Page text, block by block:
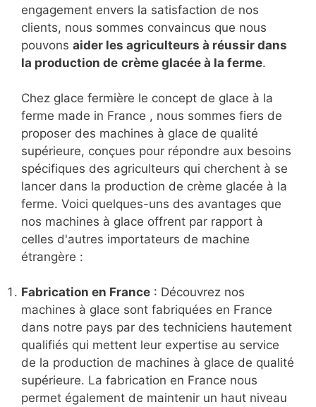
engagement envers la satisfaction de nos
clients, nous sommes convaincus que nous
pouvons aider les agriculteurs à réussir dans
la production de crème glacée à la ferme.
Chez glace fermière le concept de glace à la
ferme made in France , nous sommes fiers de
proposer des machines à glace de qualité
supérieure, conçues pour répondre aux besoins
spécifiques des agriculteurs qui cherchent à se
lancer dans la production de crème glacée à la
ferme. Voici quelques-uns des avantages que
nos machines à glace offrent par rapport à
celles d'autres importateurs de machine
étrangère :
Fabrication en France : Découvrez nos
machines à glace sont fabriquées en France
dans notre pays par des techniciens hautement
qualifiés qui mettent leur expertise au service
de la production de machines à glace de qualité
supérieure. La fabrication en France nous
permet également de maintenir un haut niveau